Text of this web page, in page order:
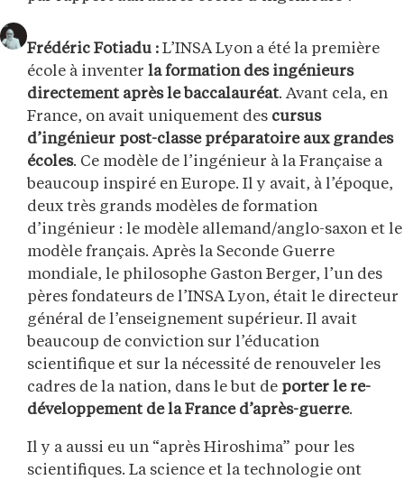
Frédéric Fotiadu : L’INSA Lyon a été la première
école à inventer la formation des ingénieurs
directement après le baccalauréat. Avant cela, en
France, on avait uniquement des cursus
d’ingénieur post-classe préparatoire aux grandes
écoles. Ce modèle de l’ingénieur à la Française a
beaucoup inspiré en Europe. Il y avait, à l’époque,
deux très grands modèles de formation
d’ingénieur : le modèle allemand/anglo-saxon et le
modèle français. Après la Seconde Guerre
mondiale, le philosophe Gaston Berger, l’un des
pères fondateurs de l’INSA Lyon, était le directeur
général de l’enseignement supérieur. Il avait
beaucoup de conviction sur l’éducation
scientifique et sur la nécessité de renouveler les
cadres de la nation, dans le but de porter le re-
développement de la France d’après-guerre.
Il y a aussi eu un “après Hiroshima” pour les
scientifiques. La science et la technologie ont